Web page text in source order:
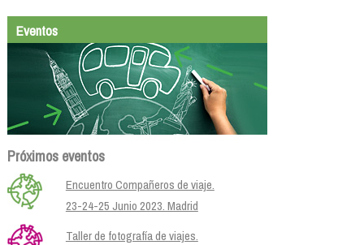
Eventos
Próximos eventos
Encuentro Compañeros de viaje.
23-24-25 Junio 2023. Madrid
Taller de fotografía de viajes.